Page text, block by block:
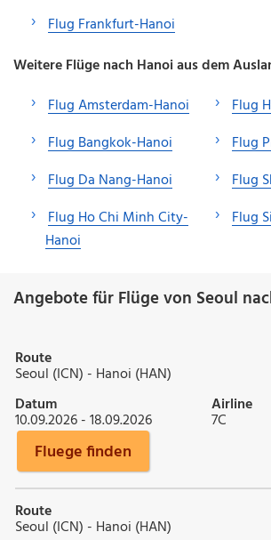
Flug Frankfurt-Hanoi
Weitere Flüge nach Hanoi aus dem
Flug Amsterdam-Hanoi
Flug Bangkok-Hanoi
Flug Da Nang-Hanoi
Flug Ho Chi Minh City-
Hanoi
Flug
Flug
Flug
Flug
Angebote für Flüge von Seoul
Route
Seoul (ICN) - Hanoi (HAN)
Datum
10.09.2026 - 18.09.2026
Airline
7C
Fluege finden
Route
Seoul (ICN) - Hanoi (HAN)